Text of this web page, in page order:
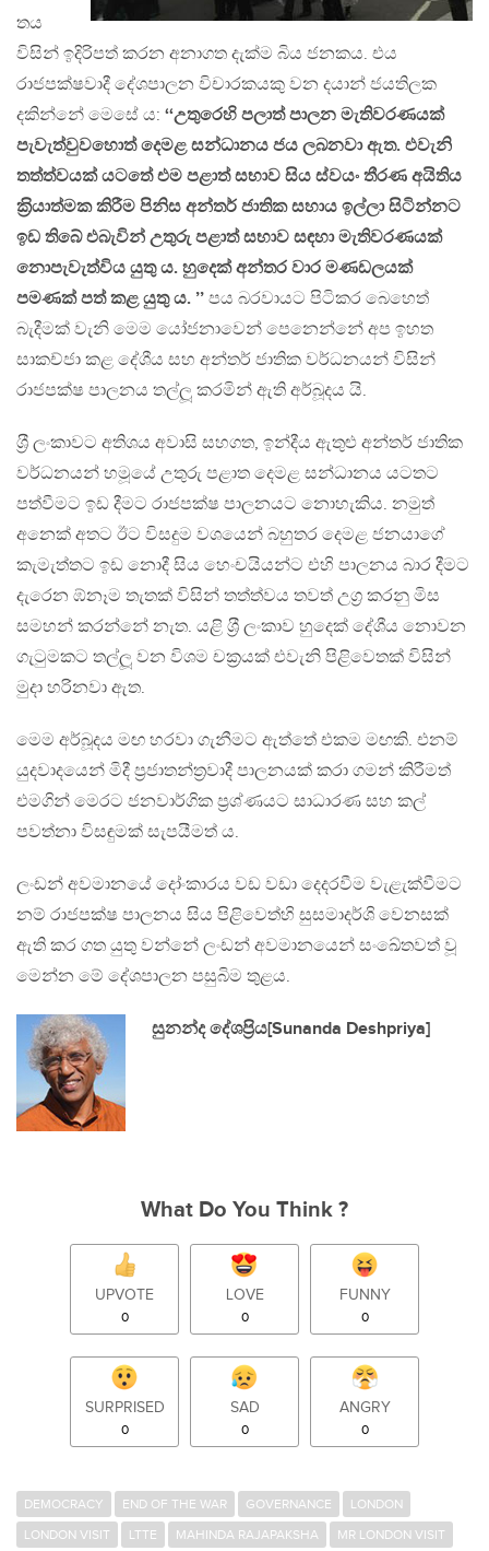
තය
විසින් ඉදිරිපත් කරන අනාගත දැක්ම බිය ජනකය. එය
රාජපක්ෂවාදී දේශපාලන විචාරකයකු වන දයාන් ජයතිලක
දකින්නේ මෙසේ ය: ‘‘උතුරෙහි පලාත් පාලන මැතිවරණයක්
පැවැත්වුවහොත් දෙමළ සන්ධානය ජය ලබනවා ඇත. එවැනි
තත්ත්වයක් යටතේ එම පළාත් සභාව සිය ස්වයං තීරණ අයිතිය
ක‍්‍රියාත්මක කිරීම පිනිස අන්තර් ජාතික සහාය ඉල්ලා සිටින්නට
ඉඩ තිබේ එබැවින් උතුරු පළාත් සභාව සඳහා මැතිවරණයක්
නොපැවැත්විය යුතු ය. හුදෙක් අන්තර වාර මණඩලයක්
පමණක් පත් කළ යුතු ය. ’’ පය බරවායට පිටිකර බෙහෙත්
බැදීමක් වැනි මෙම යෝජනාවෙන් පෙනෙන්නේ අප ඉහත
සාකච්ජා කළ දේශීය සහ අන්තර් ජාතික වර්ධනයන් විසින්
රාජපක්ෂ පාලනය තල්ලූ කරමින් ඇති අර්බූදය යි.
ශ‍්‍රී ලංකාවට අතිශය අවාසි සහගත, ඉන්දීය ඇතුළු අන්තර් ජාතික
වර්ධනයන් හමූයේ උතුරු පළාත දෙමළ සන්ධානය යටතට
පත්වීමට ඉඩ දීමට රාජපක්ෂ පාලනයට නොහැකිය. නමුත්
අනෙක් අතට ඊට විසදුම වශයෙන් බහුතර දෙමළ ජනයාගේ
කැමැත්තට ඉඩ නොදී සිය හෙංචයියන්ට එහි පාලනය බාර දීමට
දැරෙන ඹ්නෑම තැතක් විසින් තත්ත්වය තවත් උග‍්‍ර කරනු මිස
සමහන් කරන්නේ නැත. යළි ශ‍්‍රී ලංකාව හුදෙක් දේශීය නොවන
ගැටුමකට තල්ලූ වන විශම චක‍්‍රයක් එවැනි පිළිවෙතක් විසින්
මුදා හරිනවා ඇත.
මෙම අර්බූදය මඟ හරවා ගැනීමට ඇත්තේ එකම මඟකි. එනම්
යුදවාදයෙන් මිදී ප‍්‍රජාතන්ත‍්‍රවාදී පාලනයක් කරා ගමන් කිරීමත්
එමගින් මෙරට ජනවාර්ගික ප‍්‍රශ්ණයට සාධාරණ සහ කල්
පවත්නා විසඳුමක් සැපයීමත් ය.
ලංඩන් අවමානයේ දෝංකාරය වඩ වඩා දෙදරවීම වැළැක්වීමට
නම් රාජපක්ෂ පාලනය සිය පිළිවෙත්හි සුසමාදර්ශි වෙනසක්
ඇති කර ගත යුතු වන්නේ ලංඩන් අවමානයෙන් සංඛේතවත් වූ
මෙන්න මේ දේශපාලන පසුබිම තුළය.
සුනන්ද දේශප‍්‍රිය[Sunanda Deshpriya]
What Do You Think ?
UPVOTE
0
LOVE
0
FUNNY
0
SURPRISED
0
SAD
0
ANGRY
0
DEMOCRACY END OF THE WAR GOVERNANCE
LONDON
LONDON VISIT
LTTE MAHINDA RAJAPAKSHA
MR LONDON VISIT